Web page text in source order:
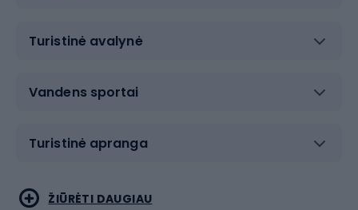
Turistinė avalynė
Vandens sportai
Turistinė apranga
Bėgimas
Koviniai sportai
ŽIŪRĖTI DAUGIAU